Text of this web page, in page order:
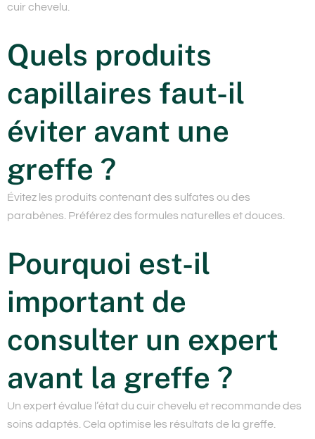
cuir chevelu.
Quels produits
capillaires faut-il
éviter avant une
greffe ?
Évitez les produits contenant des sulfates ou des
parabènes. Préférez des formules naturelles et douces.
Pourquoi est-il
important de
consulter un expert
avant la greffe ?
Un expert évalue l’état du cuir chevelu et recommande des
soins adaptés. Cela optimise les résultats de la greffe.